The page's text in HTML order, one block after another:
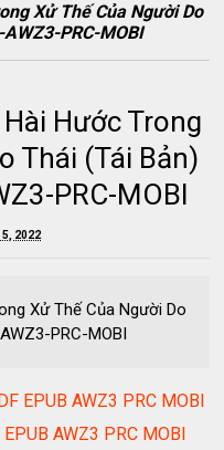
Xử Thế Của Người Do
PRC-MOBI
Hước Trong
Thái (Tái Bản)
PRC-MOBI
5, 2022
Xử Thế Của Người Do
PRC-MOBI
EPUB AWZ3 PRC MOBI
AWZ3 PRC MOBI